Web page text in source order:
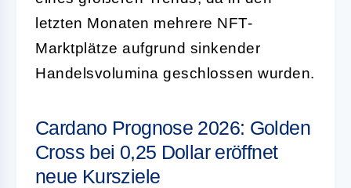
letzten Monaten mehrere NFT-
Marktplätze aufgrund sinkender
Handelsvolumina geschlossen wurden.
Cardano Prognose 2026: Golden
Cross bei 0,25 Dollar eröffnet
neue Kursziele